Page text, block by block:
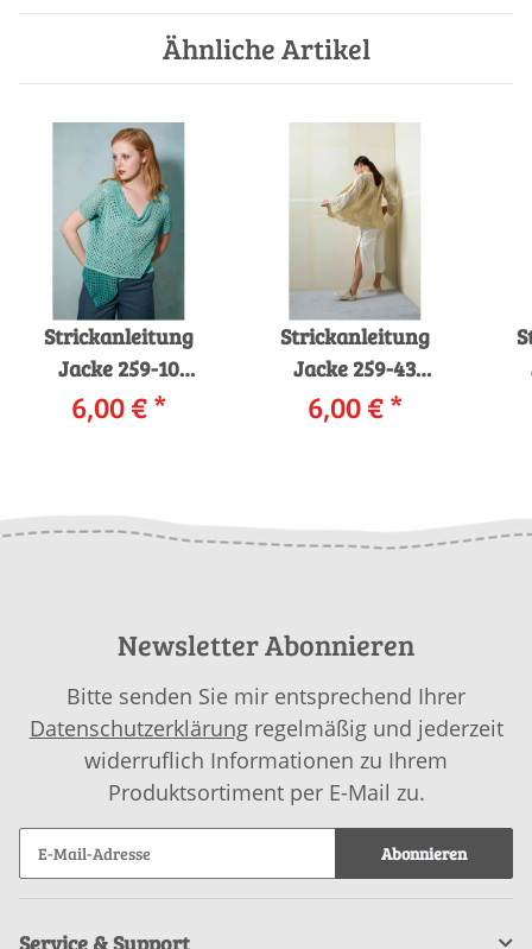
Ähnliche Artikel
Strickanleitung
Jacke 259-10
LANGYARNS AYUMI
als download
6,00 €*
Strickanleitung
Jacke 259-43
LANGYARNS BABY
COTTON als
6,00 €*
Newsletter Abonnieren
Bitte senden Sie mir entsprechend Ihrer
Datenschutzerklärungregelmäßig und jederzeit
widerruflich Informationen zu Ihrem
Produktsortiment per E-Mail zu.
Abonnieren
Service & Support